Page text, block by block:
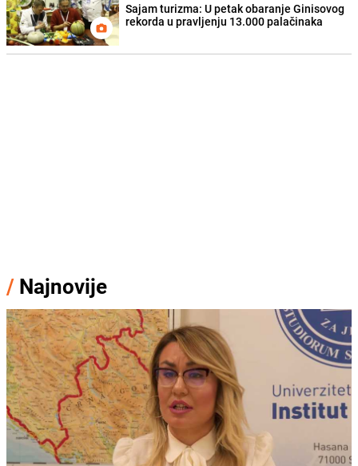
Sajam turizma: U petak obaranje Ginisovog
rekorda u pravljenju 13.000 palačinaka
/ Najnovije